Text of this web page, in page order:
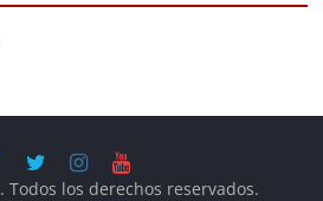
. Todos los derechos reservados.